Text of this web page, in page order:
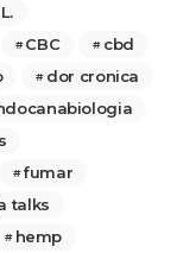
CBC
cbd
dor cronica
fumar
talks
hemp